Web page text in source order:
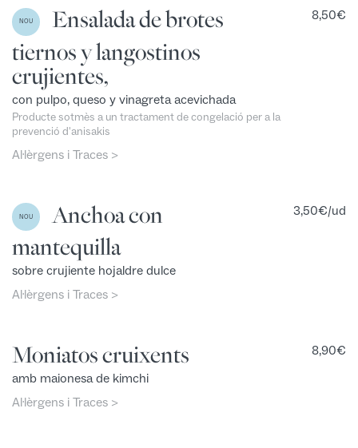
NOU
Ensalada de brotes
tiernos y langostinos
crujientes,
con pulpo, queso y vinagreta acevichada
Producte sotmès a un tractament de congelació per a la
prevenció d'anisakis
Al·lèrgens i Traces >
8,50€
NOU
Anchoa con
mantequilla
sobre crujiente hojaldre dulce
Al·lèrgens i Traces >
3,50€/ud
Moniatos cruixents
amb maionesa de kimchi
Al·lèrgens i Traces >
8,90€